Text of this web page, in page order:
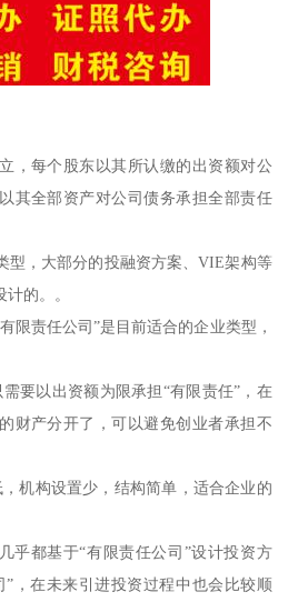
，每个股东以其所认缴的出资额对公
其全部资产对公司债务承担全部责任
型，大部分的投融资方案、VIE架构等
的。。
限责任公司”是目前适合的企业类型，
要以出资额为限承担“有限责任”，在
财产分开了，可以避免创业者承担不
机构设置少，结构简单，适合企业的
乎都基于“有限责任公司”设计投资方
，在未来引进投资过程中也会比较顺